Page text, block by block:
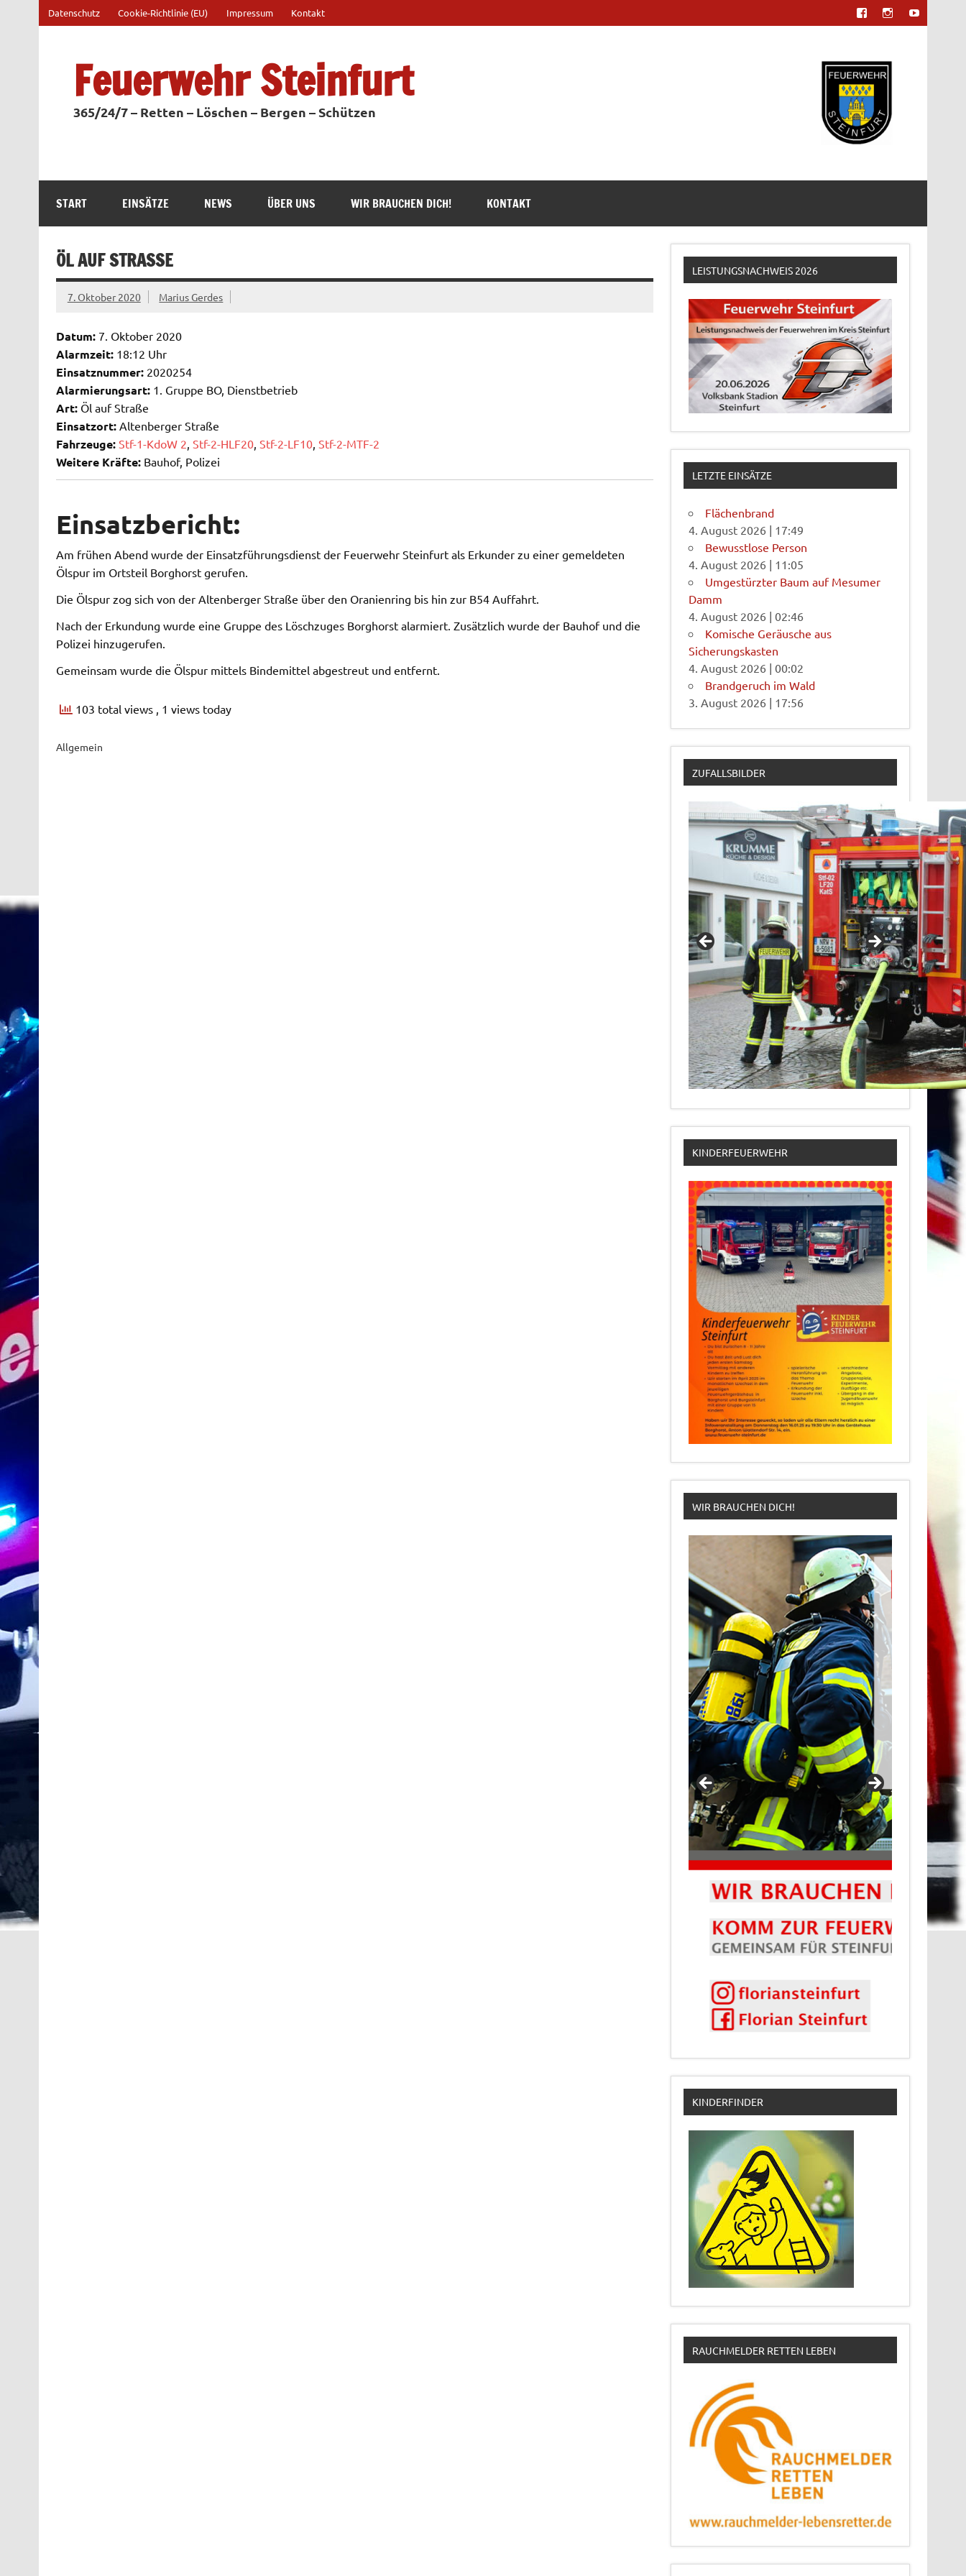
springen
Datenschutz Cookie-Richtlinie (EU) Impressum Kontakt
Feuerwehr Steinfurt
365/24/7 – Retten – Löschen – Bergen – Schützen
START EINSÄTZE NEWS ÜBER UNS WIR BRAUCHEN DICH! KONTAKT
ÖL AUF STRASSE
7. Oktober 2020 Marius Gerdes
Datum:7. Oktober 2020
Alarmzeit:18:12 Uhr
Einsatznummer:2020254
Alarmierungsart:1. Gruppe BO, Dienstbetrieb
Art:Öl auf Straße
Einsatzort:Altenberger Straße
Fahrzeuge: Stf-1-KdoW 2, Stf-2-HLF20, Stf-2-LF10, Stf-2-MTF-2
Weitere Kräfte:Bauhof, Polizei
Einsatzbericht:
Am frühen Abend wurde der Einsatzführungsdienst der Feuerwehr Steinfurt als Erkunder zu einer gemeldeten
Ölspur im Ortsteil Borghorst gerufen.
Die Ölspur zog sich von der Altenberger Straße über den Oranienring bis hin zur B54 Auffahrt.
Nach der Erkundung wurde eine Gruppe des Löschzuges Borghorst alarmiert. Zusätzlich wurde der Bauhof und die
Polizei hinzugerufen.
Gemeinsam wurde die Ölspur mittels Bindemittel abgestreut und entfernt.
103 total views , 1 views today
Allgemein
LEISTUNGSNACHWEIS 2026
LETZTE EINSÄTZE
Flächenbrand
4. August 2026 | 17:49
Bewusstlose Person
4. August 2026 | 11:05
Umgestürzter Baum auf Mesumer
Damm
4. August 2026 |02:46
Komische Geräusche aus
Sicherungskasten
4. August 2026 |00:02
Brandgeruch im Wald
3. August 2026 | 17:56
ZUFALLSBILDER
KINDERFEUERWEHR
WIR BRAUCHEN DICH!
KINDERFINDER
RAUCHMELDER RETTEN LEBEN